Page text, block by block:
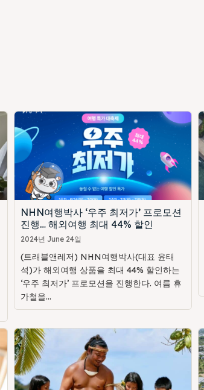
NHN여행박사 ‘우주 최저가’ 프로모션
진행… 해외여행 최대 44% 할인
2024년 June 24일
(트래블앤레저) NHN여행박사(대표 윤태
석)가 해외여행 상품을 최대 44% 할인하는
‘우주 최저가’ 프로모션을 진행한다. 여름 휴
가철을...